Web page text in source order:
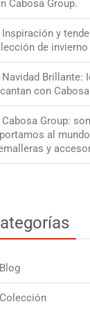
Cabosa Group.
Inspiración y
de invierno
Navidad Brillante:
con
Cabosa Group:
al
y
Blog
Colección